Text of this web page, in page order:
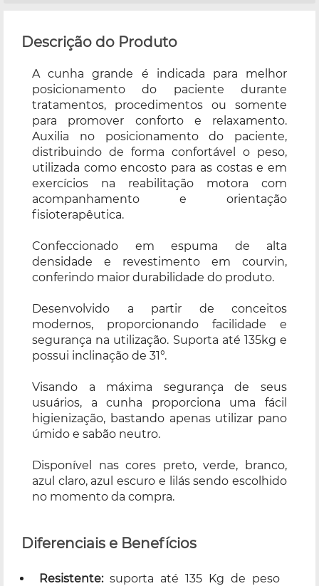
Descrição do Produto
A cunha grande é indicada para melhor
posicionamento do paciente durante
tratamentos, procedimentos ou somente
para promover conforto e relaxamento.
Auxilia no posicionamento do paciente,
distribuindo de forma confortável o peso,
utilizada como encosto para as costas e em
exercícios na reabilitação motora com
acompanhamento e orientação
fisioterapêutica.
Confeccionado em espuma de alta
densidade e revestimento em courvin,
conferindo maior durabilidade do produto.
Desenvolvido a partir de conceitos
modernos, proporcionando facilidade e
segurança na utilização. Suporta até 135kg e
possui inclinação de 31°.
Visando a máxima segurança de seus
usuários, a cunha proporciona uma fácil
higienização, bastando apenas utilizar pano
úmido e sabão neutro.
Disponível nas cores preto, verde, branco,
azul claro, azul escuro e lilás sendo escolhido
no momento da compra.
Diferenciais e Benefícios
Resistente:suporta até 135 Kg de peso